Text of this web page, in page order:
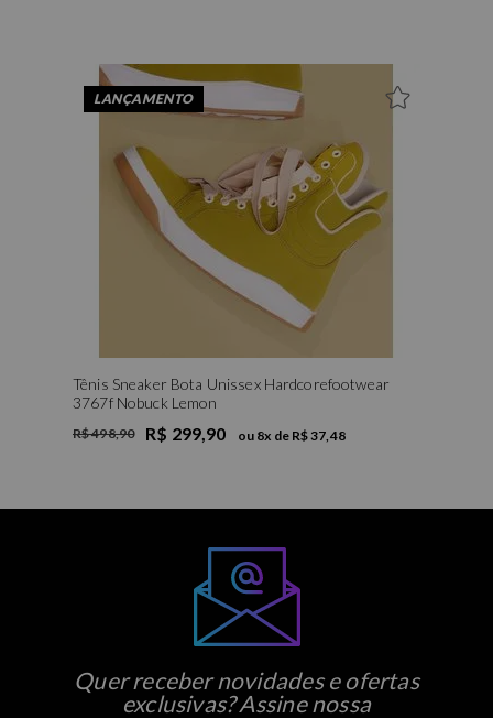
LANÇAMENTO
Tênis Sneaker Bota Unissex Hardcorefootwear
3767f Nobuck Lemon
R$ 498,90 R$ 299,90 ou 8x de R$ 37,48
Quer receber novidades e ofertas
exclusivas? Assine nossa